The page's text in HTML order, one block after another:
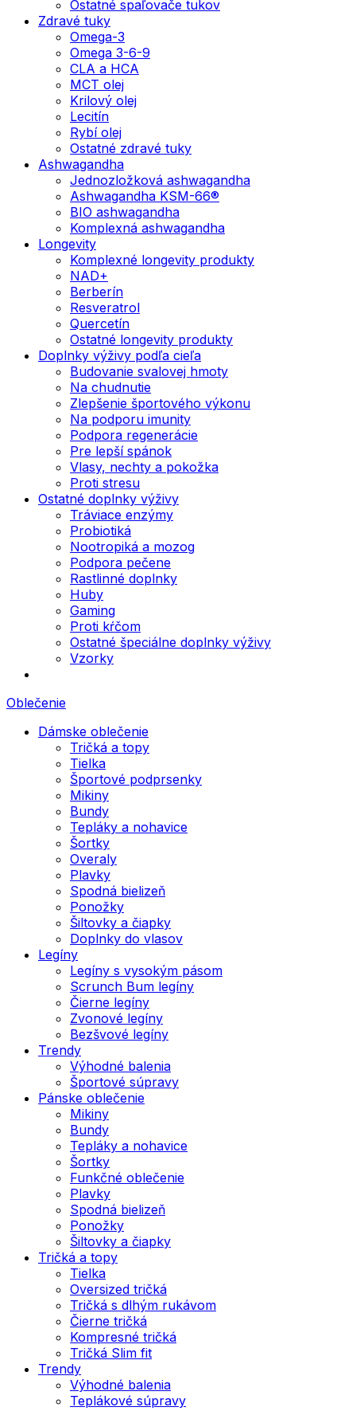
Ostatné spaľovače tukov
Zdravé tuky
Omega-3
Omega 3-6-9
CLA a HCA
MCT olej
Krilový olej
Lecitín
Rybí olej
Ostatné zdravé tuky
Ashwagandha
Jednozložková ashwagandha
Ashwagandha KSM-66®
BIO ashwagandha
Komplexná ashwagandha
Longevity
Komplexné longevity produkty
NAD+
Berberín
Resveratrol
Quercetín
Ostatné longevity produkty
Doplnky výživy podľa cieľa
Budovanie svalovej hmoty
Na chudnutie
Zlepšenie športového výkonu
Na podporu imunity
Podpora regenerácie
Pre lepší spánok
Vlasy, nechty a pokožka
Proti stresu
Ostatné doplnky výživy
Tráviace enzýmy
Probiotiká
Nootropiká a mozog
Podpora pečene
Rastlinné doplnky
Huby
Gaming
Proti kŕčom
Ostatné špeciálne doplnky výživy
Vzorky
Oblečenie
Dámske oblečenie
Tričká a topy
Tielka
Športové podprsenky
Mikiny
Bundy
Tepláky a nohavice
Šortky
Overaly
Plavky
Spodná bielizeň
Ponožky
Šiltovky a čiapky
Doplnky do vlasov
Legíny
Legíny s vysokým pásom
Scrunch Bum legíny
Čierne legíny
Zvonové legíny
Bezšvové legíny
Trendy
Výhodné balenia
Športové súpravy
Pánske oblečenie
Mikiny
Bundy
Tepláky a nohavice
Šortky
Funkčné oblečenie
Plavky
Spodná bielizeň
Ponožky
Šiltovky a čiapky
Tričká a topy
Tielka
Oversized tričká
Tričká s dlhým rukávom
Čierne tričká
Kompresné tričká
Tričká Slim fit
Trendy
Výhodné balenia
Teplákové súpravy